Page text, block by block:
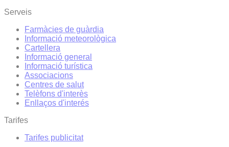
Serveis
Farmàcies de guàrdia
Informació meteorològica
Cartellera
Informació general
Informació turística
Associacions
Centres de salut
Telèfons d'interès
Enllaços d'interés
Tarifes
Tarifes publicitat